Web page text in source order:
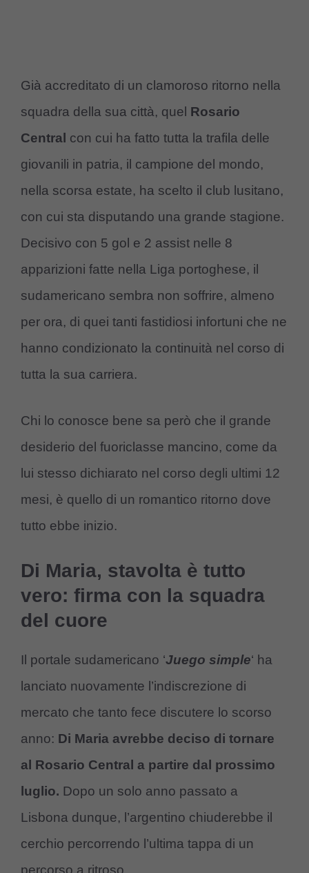
Già accreditato di un clamoroso ritorno nella
squadra della sua città, quel Rosario
Central con cui ha fatto tutta la trafila delle
giovanili in patria, il campione del mondo,
nella scorsa estate, ha scelto il club lusitano,
con cui sta disputando una grande stagione.
Decisivo con 5 gol e 2 assist nelle 8
apparizioni fatte nella Liga portoghese, il
sudamericano sembra non soffrire, almeno
per ora, di quei tanti fastidiosi infortuni che ne
hanno condizionato la continuità nel corso di
tutta la sua carriera.
Chi lo conosce bene sa però che il grande
desiderio del fuoriclasse mancino, come da
lui stesso dichiarato nel corso degli ultimi 12
mesi, è quello di un romantico ritorno dove
tutto ebbe inizio.
Di Maria, stavolta è tutto
vero: firma con la squadra
del cuore
Il portale sudamericano ‘Juego simple‘ ha
lanciato nuovamente l’indiscrezione di
mercato che tanto fece discutere lo scorso
anno: Di Maria avrebbe deciso di tornare
al Rosario Central a partire dal prossimo
luglio. Dopo un solo anno passato a
Lisbona dunque, l’argentino chiuderebbe il
cerchio percorrendo l’ultima tappa di un